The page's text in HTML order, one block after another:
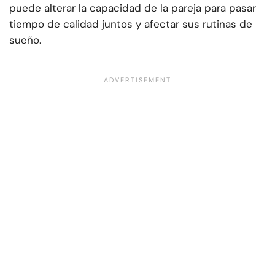
puede alterar la capacidad de la pareja para pasar
tiempo de calidad juntos y afectar sus rutinas de
sueño.